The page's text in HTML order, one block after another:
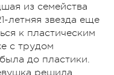
из семейства
летняя звезда еще
к пластическим
с трудом
до пластики.
решила